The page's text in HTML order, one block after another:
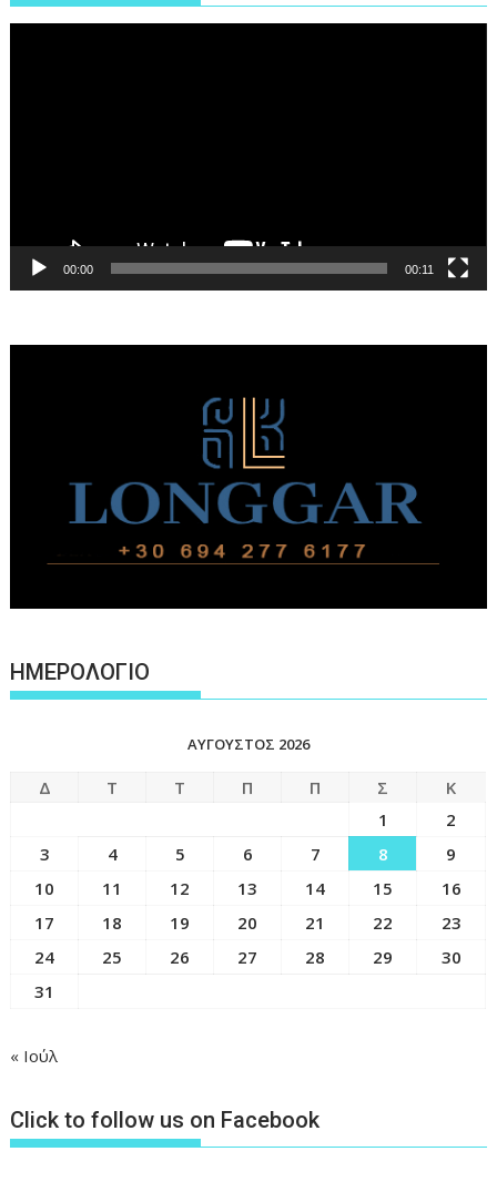
00:00 00:11
ΗΜΕΡΟΛΟΓΙΟ
ΑΎΓΟΥΣΤΟΣ 2026
Δ Τ Τ Π Π Σ
Κ
1
2
3
4 5 6 7 8
9
10
11 12 13 14 15
16
17
18 19 20 21 22
23
24
25 26 27 28 29
30
31
« Ιούλ
Click to follow us on Facebook